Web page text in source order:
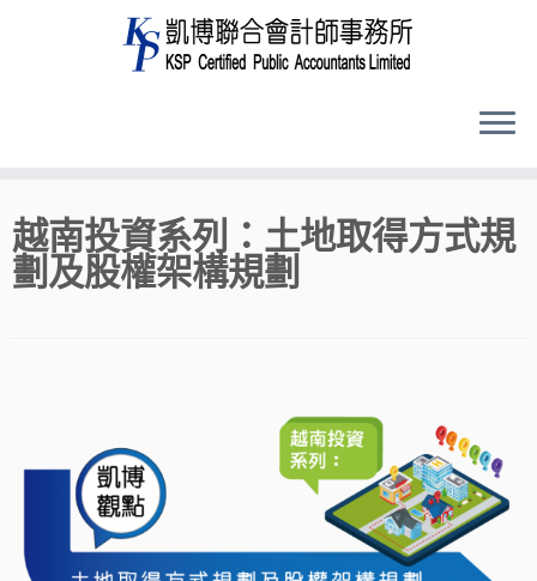
to
content
越南投資系列：土地取得方式規
劃及股權架構規劃